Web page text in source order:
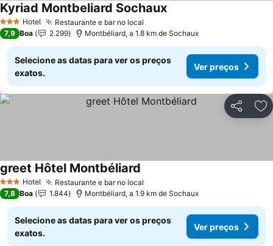
3 EstrelasHotel Restaurante e bar no local
Kyriad Montbeliard SochauxVer preços
7,9 Boa 2.299 Montbéliard, a 1.8 km de Sochaux
Selecione as datas para ver os preços
exatos.
Ver preços
Partilhar
3 EstrelasHotel Restaurante e bar no local
greet Hôtel Montbéliard
7,8 Boa 1.844 Montbéliard, a 1.9 km de Sochaux
Selecione as datas para ver os preços
exatos.
Ver preços